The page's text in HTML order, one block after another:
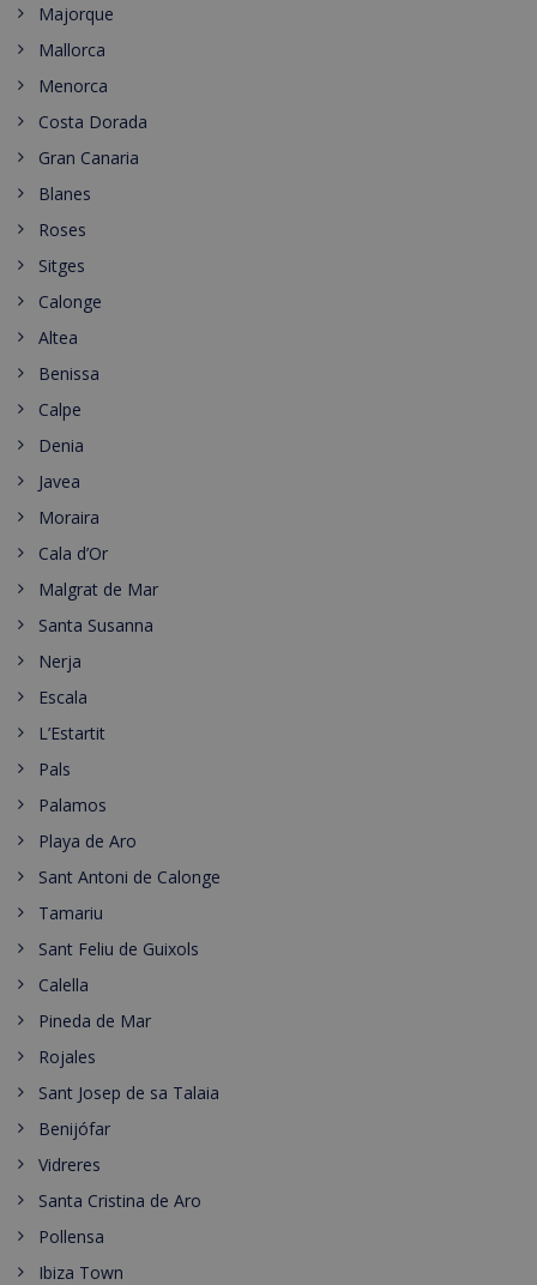
Majorque
Mallorca
Menorca
Costa Dorada
Gran Canaria
Blanes
Roses
Sitges
Calonge
Altea
Benissa
Calpe
Denia
Javea
Moraira
Cala d’Or
Malgrat de Mar
Santa Susanna
Nerja
Escala
L’Estartit
Pals
Palamos
Playa de Aro
Sant Antoni de Calonge
Tamariu
Sant Feliu de Guixols
Calella
Pineda de Mar
Rojales
Sant Josep de sa Talaia
Benijófar
Vidreres
Santa Cristina de Aro
Pollensa
Ibiza Town